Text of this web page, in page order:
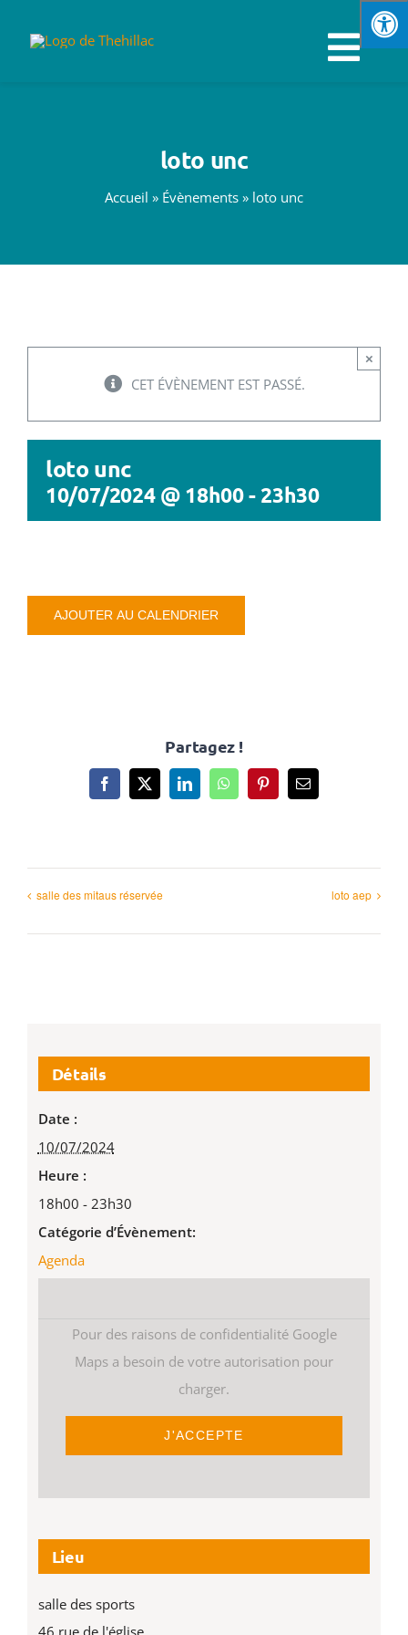
ÉCONOMIE & EMPLOI
SANTÉ & SOCIAL
RECHERCHER:
loto unc
Accueil » Évènements » loto unc
CET ÉVÈNEMENT EST PASSÉ.
×
loto unc
10/07/2024 @ 18h00- 23h30
AJOUTER AU CALENDRIER
Partagez !
Facebook
X LinkedInWhatsAppPinterestEmail
salle des mitaus réservée loto aep
Détails
Date :
10/07/2024
Heure :
18h00 - 23h30
Catégorie d’Évènement:
Agenda
Lieu
salle des sports
46 rue de l'église
Pour des raisons de confidentialité Google
Maps a besoin de votre autorisation pour
charger.
J'ACCEPTE